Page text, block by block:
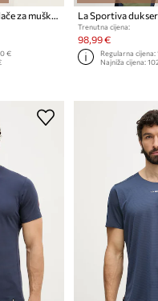
La Sportiva trekking hlače za muškarce Trail
€
Trenutna cijena:
98,99 €
Regularna cijena:
Najniža cijena: